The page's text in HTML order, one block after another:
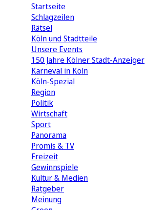
Startseite
Schlagzeilen
Rätsel
Köln und Stadtteile
Unsere Events
150 Jahre Kölner Stadt-Anzeiger
Karneval in Köln
Köln-Spezial
Region
Politik
Wirtschaft
Sport
Panorama
Promis & TV
Freizeit
Gewinnspiele
Kultur & Medien
Ratgeber
Meinung